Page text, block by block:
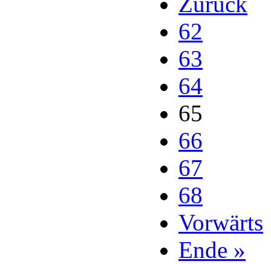
62
63
64
65
66
67
68
Vorwärts
Ende »